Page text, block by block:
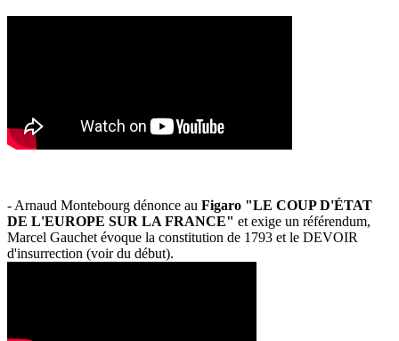
- Arnaud Montebourg dénonce au Figaro "LE COUP D'ÉTAT
DE L'EUROPE SUR LA FRANCE" et exige un référendum,
Marcel Gauchet évoque la constitution de 1793 et le DEVOIR
d'insurrection (voir du début).